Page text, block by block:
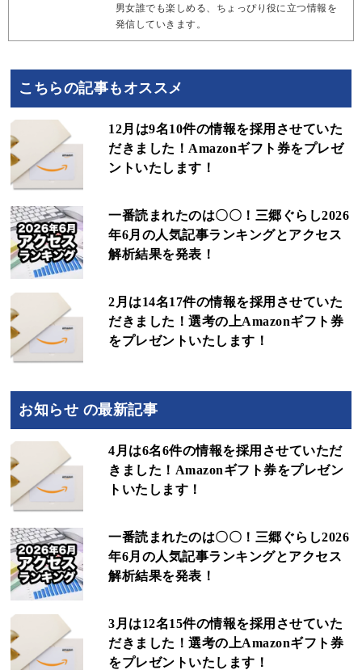
男女誰でも楽しめる、ちょっぴり役に立つ情報を
発信していきます。
こちらの記事もオススメ
12月は9名10件の情報を採用させていた
だきました！Amazonギフト券をプレゼ
ントいたします！
一番読まれたのは〇〇！三郷ぐらし2026
年6月の人気記事ランキングとアクセス
解析結果を発表！
2月は14名17件の情報を採用させていた
だきました！選考の上Amazonギフト券
をプレゼントいたします！
お知らせ の最新記事
4月は6名6件の情報を採用させていただ
きました！Amazonギフト券をプレゼン
トいたします！
一番読まれたのは〇〇！三郷ぐらし2026
年6月の人気記事ランキングとアクセス
解析結果を発表！
3月は12名15件の情報を採用させていた
だきました！選考の上Amazonギフト券
をプレゼントいたします！